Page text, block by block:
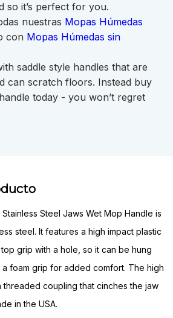
so it’s perfect for you.
nuestras Mopas Húmedas
con Mopas Húmedas sin
saddle style handles that are
can scratch floors. Instead buy
today - you won’t regret
Steel Jaws Wet Mop Handle is
steel. It features a high impact plastic
grip with a hole, so it can be hung
a foam grip for added comfort. The high
threaded coupling that cinches the jaw
in the USA.